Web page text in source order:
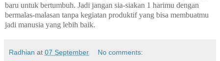
baru untuk bertumbuh. Jadi jangan sia-siakan 1 harimu dengan
bermalas-malasan tanpa kegiatan produktif yang bisa membuatmu
jadi manusia yang lebih baik.
Radhian at 07 September No comments: